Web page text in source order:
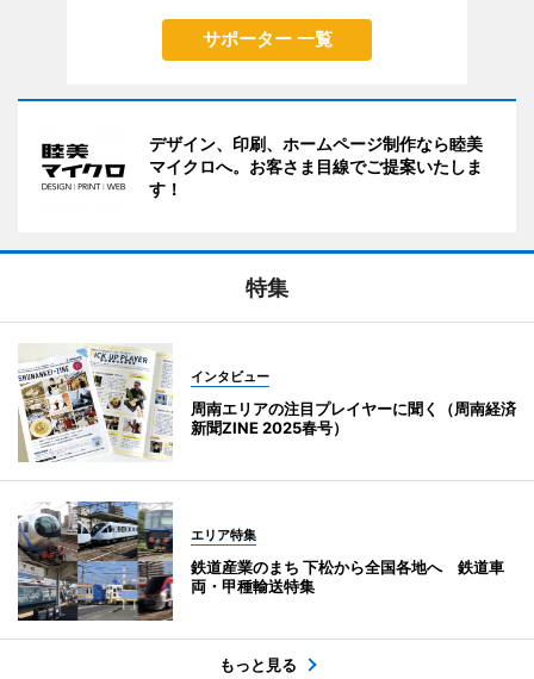
サポーター 一覧
デザイン、印刷、ホームページ制作なら睦美
マイクロへ。お客さま目線でご提案いたしま
す！
特集
インタビュー
周南エリアの注目プレイヤーに聞く（周南経済
新聞ZINE 2025春号）
エリア特集
鉄道産業のまち 下松から全国各地へ 鉄道車
両・甲種輸送特集
もっと見る